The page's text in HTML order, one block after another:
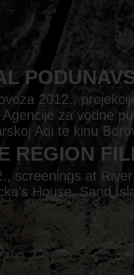
2012.,
za vodne
Adi te kinu
REGION
screenings at
House, Sand